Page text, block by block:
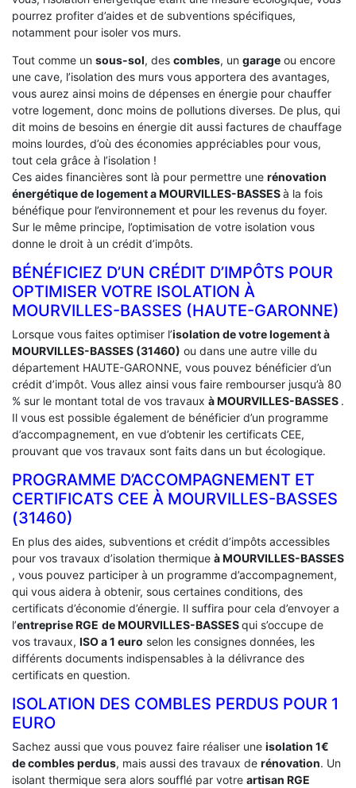
pourrez profiter d’aides et de subventions spécifiques,
notamment pour isoler vos murs.
Tout comme un sous-sol, des combles, un garage ou encore
une cave, l’isolation des murs vous apportera des avantages,
vous aurez ainsi moins de dépenses en énergie pour chauffer
votre logement, donc moins de pollutions diverses. De plus, qui
dit moins de besoins en énergie dit aussi factures de chauffage
moins lourdes, d’où des économies appréciables pour vous,
tout cela grâce à l’isolation !
Ces aides financières sont là pour permettre une rénovation
énergétique de logement aMOURVILLES-BASSESà la fois
bénéfique pour l’environnement et pour les revenus du foyer.
Sur le même principe, l’optimisation de votre isolation vous
donne le droit à un crédit d’impôts.
BÉNÉFICIEZ D’UN CRÉDIT D’IMPÔTS POUR
OPTIMISER VOTRE ISOLATION À
‎MOURVILLES-BASSES (HAUTE-GARONNE)
Lorsque vous faites optimiser l’isolation de votre logement à
MOURVILLES-BASSES (31460) ou dans une autre ville du
département HAUTE-GARONNE, vous pouvez bénéficier d’un
crédit d’impôt. Vous allez ainsi vous faire rembourser jusqu’à 80
% sur le montant total de vos travaux à MOURVILLES-BASSES .
Il vous est possible également de bénéficier d’un programme
d’accompagnement, en vue d’obtenir les certificats CEE,
prouvant que vos travaux sont faits dans un but écologique.
PROGRAMME D’ACCOMPAGNEMENT ET
CERTIFICATS CEE À ‎MOURVILLES-BASSES
(31460)
En plus des aides, subventions et crédit d’impôts accessibles
pour vos travaux d’isolation thermique à MOURVILLES-BASSES
, vous pouvez participer à un programme d’accompagnement,
qui vous aidera à obtenir, sous certaines conditions, des
certificats d’économie d’énergie. Il suffira pour cela d’envoyer a
l’entreprise RGE de MOURVILLES-BASSESqui s’occupe de
vos travaux, ISO a 1 euro selon les consignes données, les
différents documents indispensables à la délivrance des
certificats en question.
ISOLATION DES COMBLES PERDUS POUR 1
EURO
Sachez aussi que vous pouvez faire réaliser une isolation 1€
de combles perdus, mais aussi des travaux de rénovation. Un
isolant thermique sera alors soufflé par votre artisan RGE